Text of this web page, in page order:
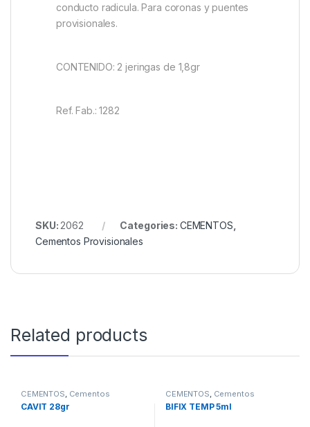
conducto radicula. Para coronas y puentes
provisionales.
CONTENIDO: 2 jeringas de 1,8gr
Ref. Fab.: 1282
SKU: 2062 Categories: CEMENTOS
Cementos Provisionales
Related products
CEMENTOS Cementos
Provisionales
CAVIT 28gr
CEMENTOS Cementos
Provisionales
BIFIX TEMP 5ml